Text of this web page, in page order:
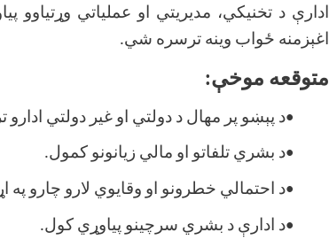
ادارې د تخنیکي، مدیريتي او عملیاتي
اغېزمنه ځواب وینه ترسره شي.
متوقعه موخې:
•د پېښو پر مهال د دولتي او غیر دولتي
•د بشري تلفاتو او مالي زیانونو کمول.
•د احتمالي خطرونو او وقایوي لارو چارو په
•د ادارې د بشري سرچینو پیاوړي کول.